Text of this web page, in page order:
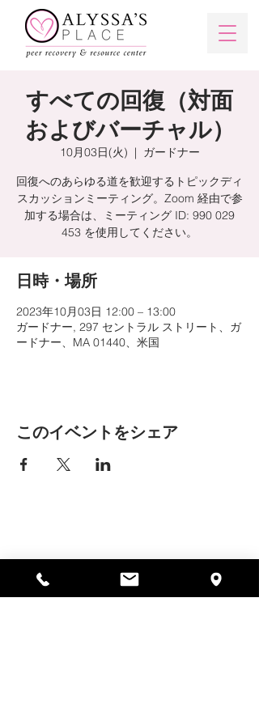
すべての回復（対面
およびバーチャル）
10月03日(火)
  |
ガードナー
回復へのあらゆる道を歓迎するトピックディ
スカッションミーティング。Zoom 経由で参
加する場合は、ミーティング ID: 990 029
453 を使用してください。
日時・場所
2023年10月03日 12:00 – 13:00
ガードナー, 297 セントラル ストリート、ガ
ードナー、MA 01440、米国
このイベントをシェア
ナー、MA 01440
978-364-0920